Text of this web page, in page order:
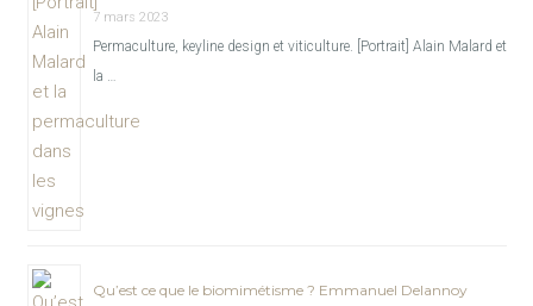
7 mars 2023
Permaculture, keyline design et viticulture. [Portrait] Alain Malard et
la …
Qu’est ce que le biomimétisme ? Emmanuel Delannoy